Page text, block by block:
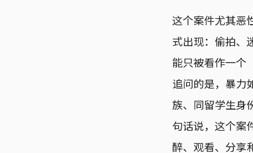
这个案件尤其恶
式出现：偷拍、
能只被看作一
追问的是，暴力
族、同留学生身
句话说，这个案
醉、观看、分享